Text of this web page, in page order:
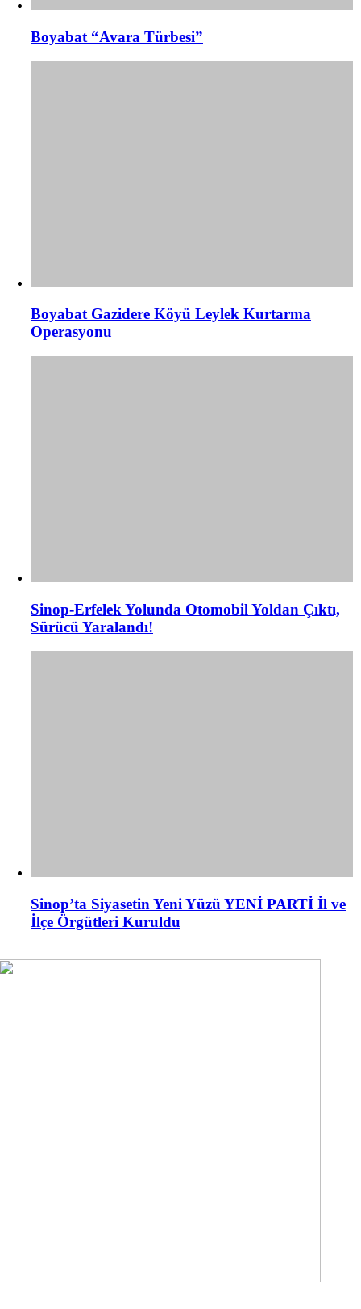
Boyabat “Avara Türbesi”
Boyabat Gazidere Köyü Leylek Kurtarma
Operasyonu
Sinop-Erfelek Yolunda Otomobil Yoldan Çıktı,
Sürücü Yaralandı!
Sinop’ta Siyasetin Yeni Yüzü YENİ PARTİ İl ve
İlçe Örgütleri Kuruldu